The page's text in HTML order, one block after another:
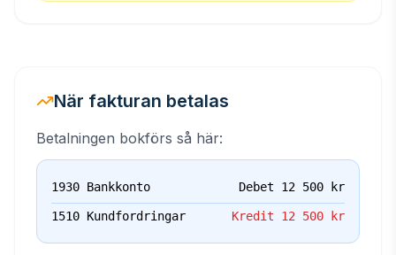
När fakturan betalas
Betalningen bokförs så här:
1930 Bankkonto Debet 12 500 kr
1510 Kundfordringar Kredit 12 500 kr